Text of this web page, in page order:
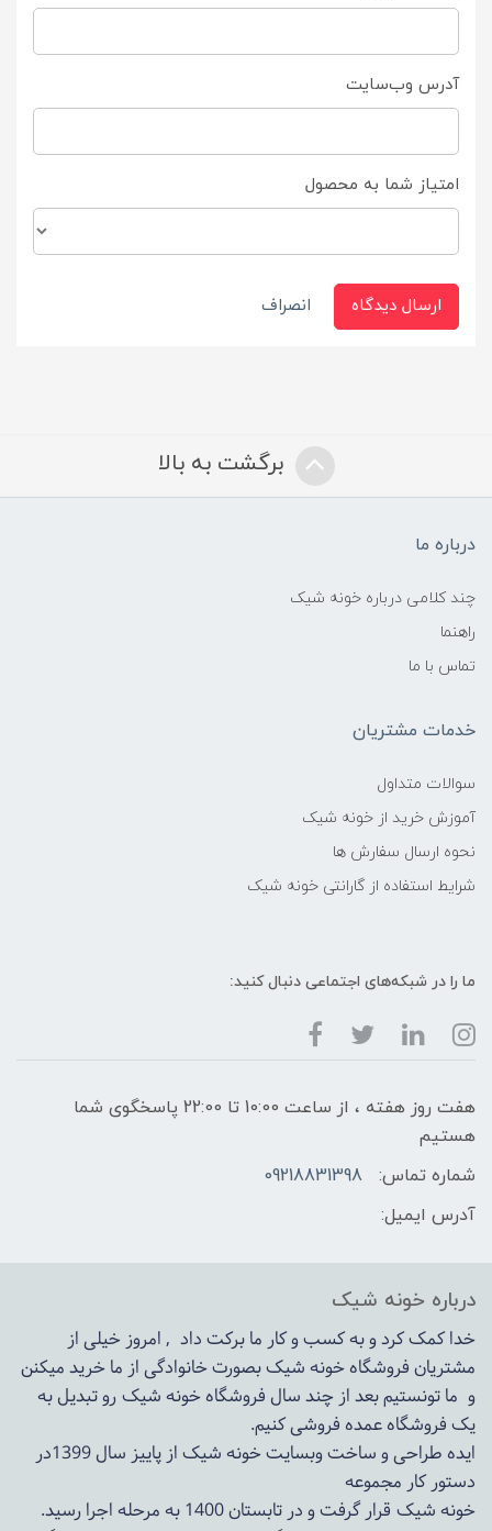
آدرس وب‌سایت
امتیاز شما به محصول
ارسال دیدگاه انصراف
برگشت به بالا
درباره ما
چند کلامی درباره خونه شیک
راهنما
تماس با ما
خدمات مشتریان
سوالات متداول
آموزش خرید از خونه شیک
نحوه ارسال سفارش ها
شرایط استفاده از گارانتی خونه شیک
ما را در شبکه‌های اجتماعی دنبال کنید:
هفت روز هفته ، از ساعت 10:00 تا 22:00 پاسخگوی شما
هستیم
شماره تماس:
09218831398
آدرس ایمیل:
درباره خونه شیک
خدا کمک کرد و به کسب و کار ما برکت داد , امروز خیلی از
مشتریان فروشگاه خونه شیک بصورت خانوادگی از ما خرید میکنن
و ما تونستیم بعد از چند سال فروشگاهخونه شیکرو تبدیل به
یک فروشگاه عمده فروشی کنیم.
ایده طراحی و ساخت وبسایت خونه شیک از پاییز سال 1399در
دستور کار مجموعه
خونه شیک قرار گرفت و در تابستان 1400 به مرحله اجرا رسید.